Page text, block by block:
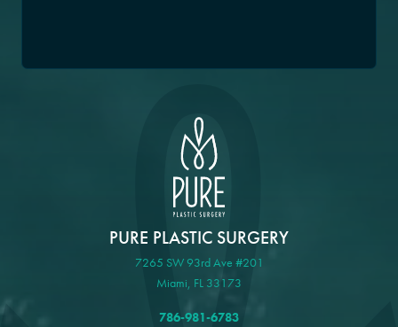
PURE PLASTIC SURGERY
7265 SW 93rd Ave #201
Miami, FL 33173
786-981-6783